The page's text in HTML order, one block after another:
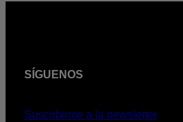
SÍGUENOS
Suscribirme a la newsletter